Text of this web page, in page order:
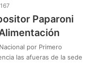
167
Paparoni
por Primero
las afueras de la sede